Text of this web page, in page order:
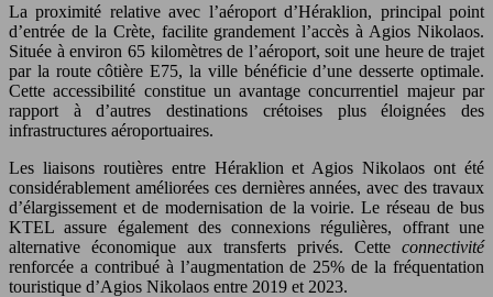
La proximité relative avec l’aéroport d’Héraklion, principal point
d’entrée de la Crète, facilite grandement l’accès à Agios Nikolaos.
Située à environ 65 kilomètres de l’aéroport, soit une heure de trajet
par la route côtière E75, la ville bénéficie d’une desserte optimale.
Cette accessibilité constitue un avantage concurrentiel majeur par
rapport à d’autres destinations crétoises plus éloignées des
infrastructures aéroportuaires.
Les liaisons routières entre Héraklion et Agios Nikolaos ont été
considérablement améliorées ces dernières années, avec des travaux
d’élargissement et de modernisation de la voirie. Le réseau de bus
KTEL assure également des connexions régulières, offrant une
alternative économique aux transferts privés. Cette connectivité
renforcée a contribué à l’augmentation de 25% de la fréquentation
touristique d’Agios Nikolaos entre 2019 et 2023.